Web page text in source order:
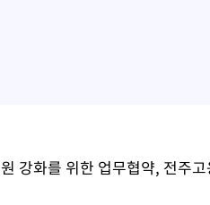
강화를 위한 업무협약, 전주